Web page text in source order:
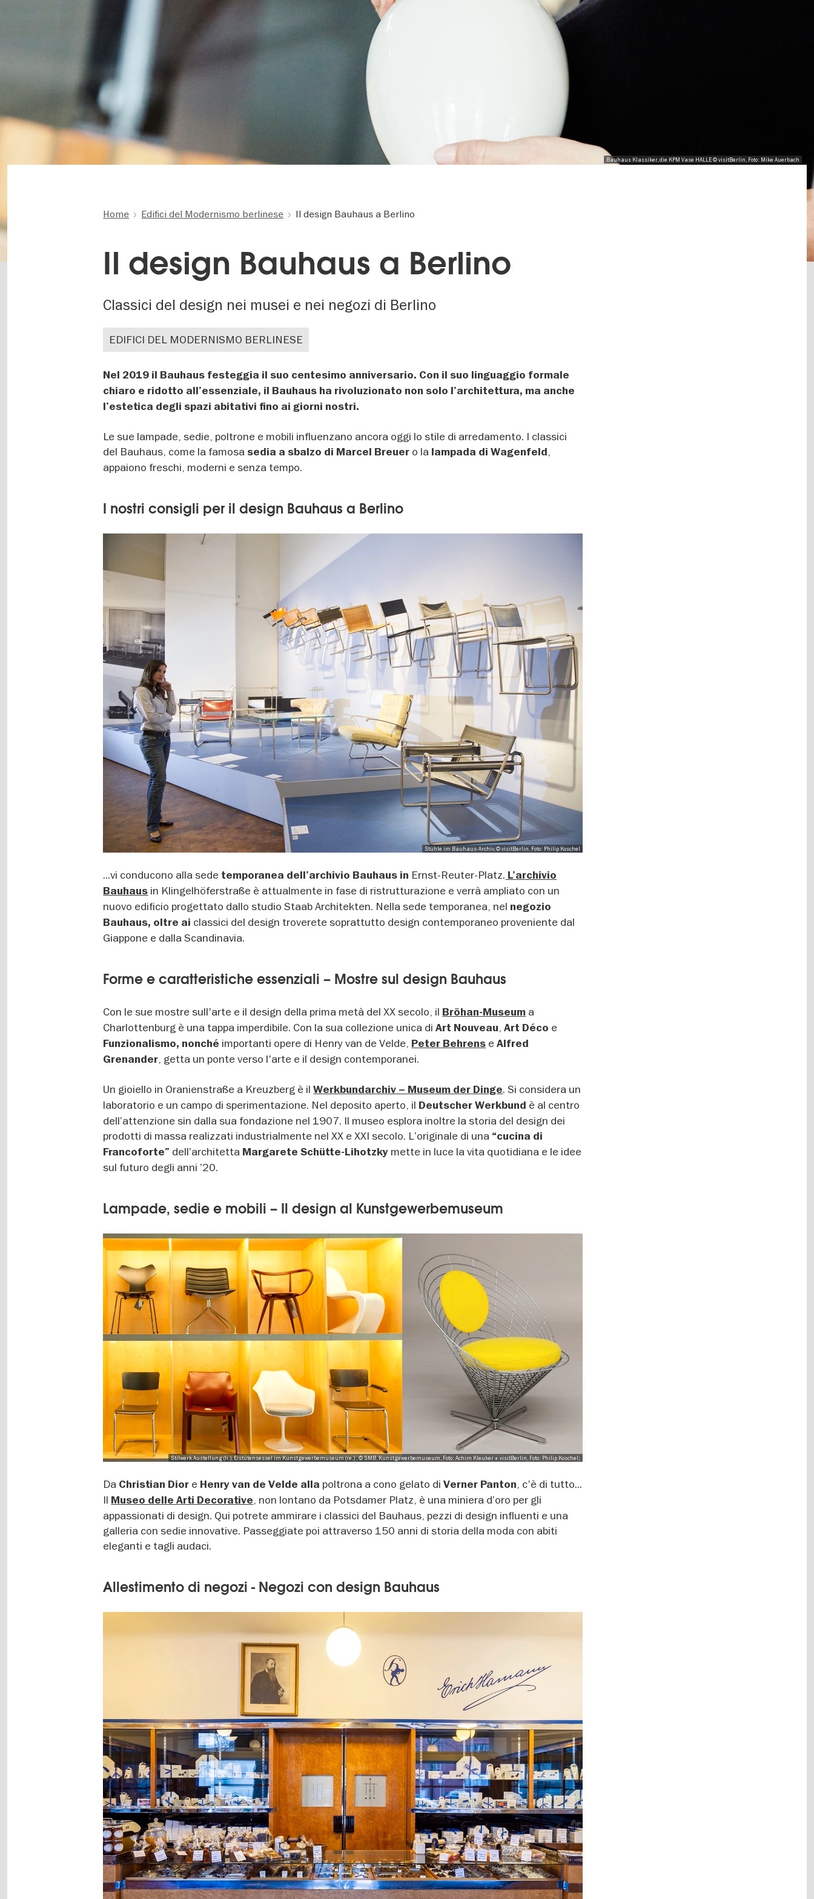
Bauhaus Klassiker, die KPM Vase HALLE © visitBerlin, Foto: Mike Auerbach
Home Edifici del Modernismo berlinese Il design Bauhaus a Berlino
Il design Bauhaus a Berlino
Classici del design nei musei e nei negozi di Berlino
EDIFICI DEL MODERNISMO BERLINESE
Nel 2019 il Bauhaus festeggia il suo centesimo anniversario. Con il suo linguaggio formale
chiaro e ridotto all’essenziale, il Bauhaus ha rivoluzionato non solo l’architettura, ma anche
l’estetica degli spazi abitativi fino ai giorni nostri.
Le sue lampade, sedie, poltrone e mobili influenzano ancora oggi lo stile di arredamento. I classici
del Bauhaus, come la famosasedia a sbalzo di Marcel Breuer o la lampada di Wagenfeld,
appaiono freschi, moderni e senza tempo.
I nostri consigli per il design Bauhaus a Berlino
Stühle im Bauhaus-Archiv, © visitBerlin, Foto: Philip Koschel
...vi conducono alla sede temporanea dell’archivio Bauhaus in Ernst-Reuter-Platz. L’archivio
Bauhaus in Klingelhöferstraße è attualmente in fase di ristrutturazione e verrà ampliato con un
nuovo edificio progettato dallo studio Staab Architekten. Nella sede temporanea, nel negozio
Bauhaus, oltre ai classici del design troverete soprattutto design contemporaneo proveniente dal
Giappone e dalla Scandinavia.
Forme e caratteristiche essenziali – Mostre sul design Bauhaus
Con le sue mostre sull'arte e il design della prima metà del XX secolo, il Bröhan-Museum a
Charlottenburg è una tappa imperdibile. Con la sua collezione unica diArt Nouveau,Art Déco e
Funzionalismo, nonché importanti opere di Henry van de Velde, Peter Behrens eAlfred
Grenander, getta un ponte verso l'arte e il design contemporanei.
Un gioiello in Oranienstraße a Kreuzberg è ilWerkbundarchiv – Museum der Dinge. Si considera un
laboratorio e un campo di sperimentazione. Nel deposito aperto, il Deutscher Werkbund è al centro
dell’attenzione sin dalla sua fondazione nel 1907. Il museo esplora inoltre la storia del design dei
prodotti di massa realizzati industrialmente nel XX e XXI secolo. L’originale di una “cucina di
Francoforte” dell’architetta Margarete Schütte-Lihotzky mette in luce la vita quotidiana e le idee
sul futuro degli anni ’20.
Lampade, sedie e mobili – Il design al Kunstgewerbemuseum
Stilwerk Austellung (li.), Eistütensessel im Kunstgewerbemuseum (re.) , © SMB, Kunstgewerbemuseum, Foto: Achim Kleuker + visitBerlin, Foto: Philip Koschel;
Da Christian Dior e Henry van de Velde alla poltrona a cono gelato diVerner Panton, c'è di tutto...
Il Museo delle Arti Decorative, non lontano da Potsdamer Platz, è una miniera d’oro per gli
appassionati di design. Qui potrete ammirare i classici del Bauhaus, pezzi di design influenti e una
galleria con sedie innovative. Passeggiate poi attraverso 150 anni di storia della moda con abiti
eleganti e tagli audaci.
Allestimento di negozi - Negozi con design Bauhaus